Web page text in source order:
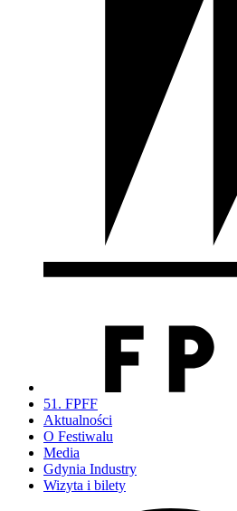
51. FPFF
Aktualności
O Festiwalu
Media
Gdynia Industry
Wizyta i bilety